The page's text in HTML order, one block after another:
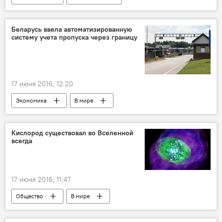
Строительство Rail Baltica
Беларусь ввела автоматизированную
систему учета пропуска через границу
17 июня 2016, 12:20
Экономика
В мире
Дела приграничные: Белоруссия
Кислород существовал во Вселенной
всегда
17 июня 2016, 11:47
Общество В мире